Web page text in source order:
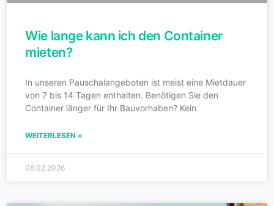
Wie lange kann ich den Container
mieten?
In unseren Pauschalangeboten ist meist eine Mietdauer
von 7 bis 14 Tagen enthalten. Benötigen Sie den
Container länger für Ihr Bauvorhaben? Kein
WEITERLESEN »
08.02.2026